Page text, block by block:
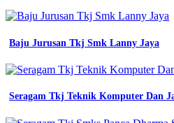
lapangan
outdoor
design
seragam
Seragam
Baju Jurusan Tkj Smk Lanny Jaya
Seragam Tkj Teknik Komputer Dan